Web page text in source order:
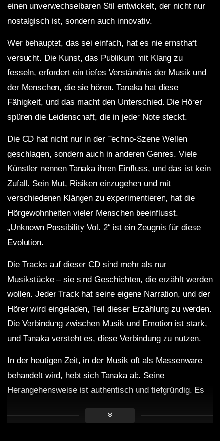
einen unverwechselbaren Stil entwickelt, der nicht nur
nostalgisch ist, sondern auch innovativ.
Wer behauptet, das sei einfach, hat es nie ernsthaft
versucht. Die Kunst, das Publikum mit Klang zu
fesseln, erfordert ein tiefes Verständnis der Musik und
der Menschen, die sie hören. Tanaka hat diese
Fähigkeit, und das macht den Unterschied. Die Hörer
spüren die Leidenschaft, die in jeder Note steckt.
Die CD hat nicht nur in der Techno-Szene Wellen
geschlagen, sondern auch in anderen Genres. Viele
Künstler nennen Tanaka ihren Einfluss, und das ist kein
Zufall. Sein Mut, Risiken einzugehen und mit
verschiedenen Klängen zu experimentieren, hat die
Hörgewohnheiten vieler Menschen beeinflusst.
„Unknown Possibility Vol. 2“ ist ein Zeugnis für diese
Evolution.
Die Tracks auf dieser CD sind mehr als nur
Musikstücke – sie sind Geschichten, die erzählt werden
wollen. Jeder Track hat seine eigene Narration, und der
Hörer wird eingeladen, Teil dieser Erzählung zu werden.
Die Verbindung zwischen Musik und Emotion ist stark,
und Tanaka versteht es, diese Verbindung zu nutzen.
In der heutigen Zeit, in der Musik oft als Massenware
behandelt wird, hebt sich Tanaka ab. Seine
Herangehensweise ist authentisch und tiefgründig. Es
klingt brutal. Ist es auch. Und trotzdem stimmt es.